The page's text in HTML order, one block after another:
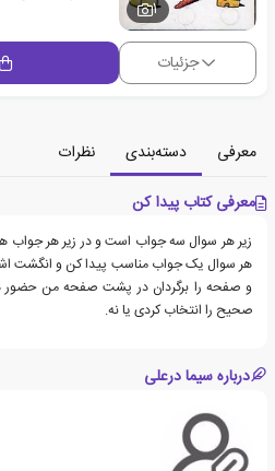
1
جزئیات
معرفی دسته‌بندی
نظرات
معرفی کتاب پیدا کن
زیر هر سوال سه جواب است و در زیر هر جواب
هر سوال یک جواب مناسب پیدا کن و انگشت
و صفحه را برگردان در پشت صفحه من حضور
صحیح را انتخاب کردی یا نه.
درباره سیما درعلی